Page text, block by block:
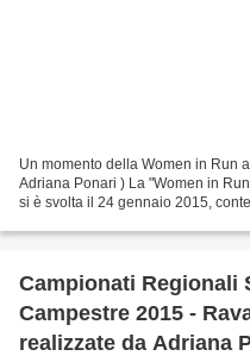
Un momento della Women in Run
Adriana Ponari ) La "Women in
si è svolta il 24 gennaio 2015,
Campionati Regionali
Campestre 2015 -
realizzate da Adriana